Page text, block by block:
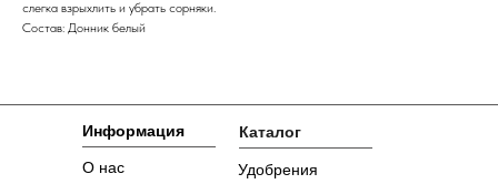
слегка взрыхлить и убрать сорняки.
Состав: Донник белый
Информация Каталог
О нас
Удобрения